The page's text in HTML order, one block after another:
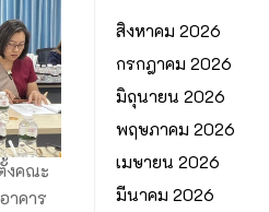
งคณะ
าคาร
สิงหาคม 2026
กรกฎาคม 2026
มิถุนายน 2026
พฤษภาคม 2026
เมษายน 2026
มีนาคม 2026